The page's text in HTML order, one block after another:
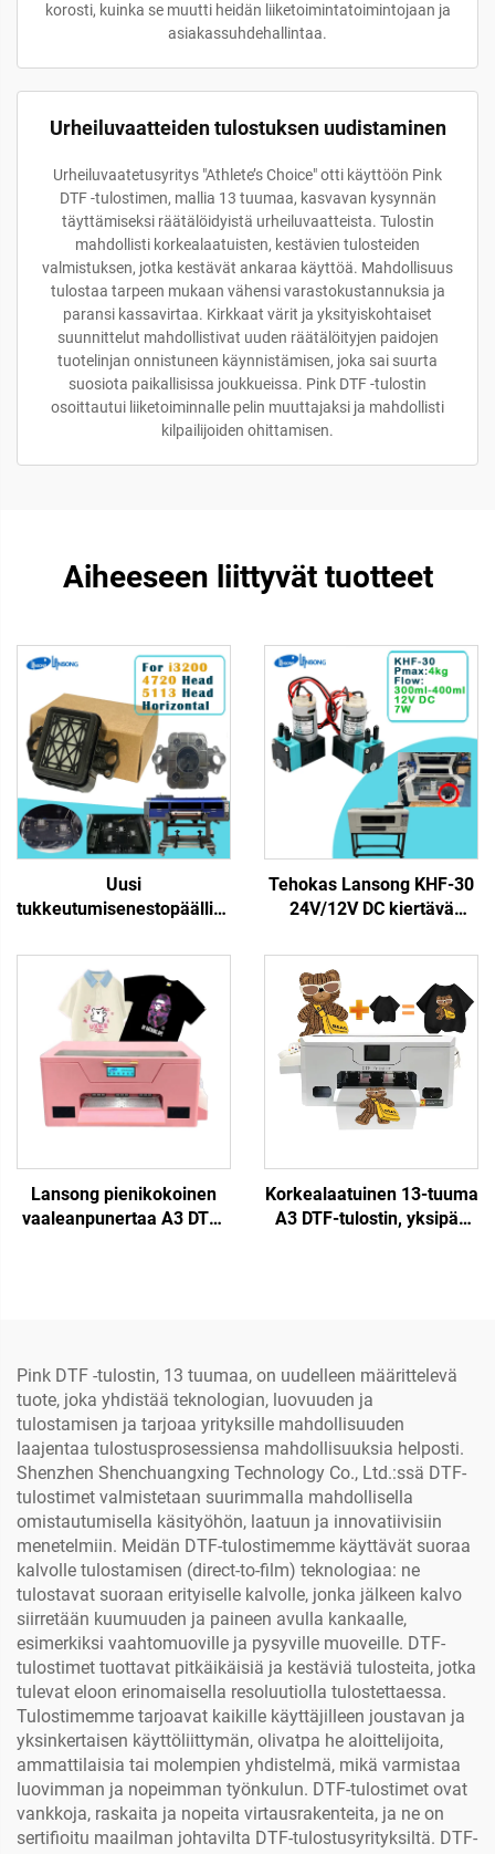
korosti, kuinka se muutti heidän liiketoimintatoimintojaan ja
asiakassuhdehallintaa.
Urheiluvaatteiden tulostuksen uudistaminen
Urheiluvaatetusyritys "Athlete’s Choice" otti käyttöön Pink
DTF -tulostimen, mallia 13 tuumaa, kasvavan kysynnän
täyttämiseksi räätälöidyistä urheiluvaatteista. Tulostin
mahdollisti korkealaatuisten, kestävien tulosteiden
valmistuksen, jotka kestävät ankaraa käyttöä. Mahdollisuus
tulostaa tarpeen mukaan vähensi varastokustannuksia ja
paransi kassavirtaa. Kirkkaat värit ja yksityiskohtaiset
suunnittelut mahdollistivat uuden räätälöityjen paidojen
tuotelinjan onnistuneen käynnistämisen, joka sai suurta
suosiota paikallisissa joukkueissa. Pink DTF -tulostin
osoittautui liiketoiminnalle pelin muuttajaksi ja mahdollisti
kilpailijoiden ohittamisen.
Aiheeseen liittyvät tuotteet
Uusi
tukkeutumisenestopäällinen
4720 5113 tulostuspäälle
vesipohjaiselle
yhteensopivalle inkjet-,
UV/eco-liuotintulostimelle
Tehokas Lansong KHF-30
24V/12V DC kiertävä
liuotin yhteensopiva Uusi
DTF-tulostimen
mustepisaraliitännäinen
Lansong pienikokoinen
vaaleanpunertaa A3 DTF-
Korkealaatuinen 13-tuuma
A3 DTF-tulostin, yksipää
Pink DTF -tulostin, 13 tuumaa, on uudelleen määrittelevä
tuote, joka yhdistää teknologian, luovuuden ja
tulostamisen ja tarjoaa yrityksille mahdollisuuden
laajentaa tulostusprosessiensa mahdollisuuksia helposti.
Shenzhen Shenchuangxing Technology Co., Ltd.:ssä DTF-
tulostimet valmistetaan suurimmalla mahdollisella
omistautumisella käsityöhön, laatuun ja innovatiivisiin
menetelmiin. Meidän DTF-tulostimemme käyttävät suoraa
kalvolle tulostamisen (direct-to-film) teknologiaa: ne
tulostavat suoraan erityiselle kalvolle, jonka jälkeen kalvo
siirretään kuumuuden ja paineen avulla kankaalle,
esimerkiksi vaahtomuoville ja pysyville muoveille. DTF-
tulostimet tuottavat pitkäikäisiä ja kestäviä tulosteita, jotka
tulevat eloon erinomaisella resoluutiolla tulostettaessa.
Tulostimemme tarjoavat kaikille käyttäjilleen joustavan ja
yksinkertaisen käyttöliittymän, olivatpa he aloittelijoita,
ammattilaisia tai molempien yhdistelmä, mikä varmistaa
luovimman ja nopeimman työnkulun. DTF-tulostimet ovat
vankkoja, raskaita ja nopeita virtausrakenteita, ja ne on
sertifioitu maailman johtavilta DTF-tulostusyrityksiltä. DTF-